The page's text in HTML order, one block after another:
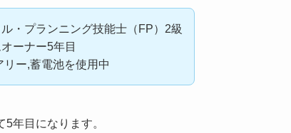
ル・プランニング技能士（FP）2級
ーナー5年目
リー,蓄電池を使用中
5年目 になります。